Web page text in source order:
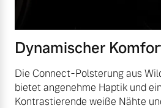
Dynamischer
Die Connect-Polsterung aus
bietet angenehme Haptik und
Kontrastierende weiße Nähte